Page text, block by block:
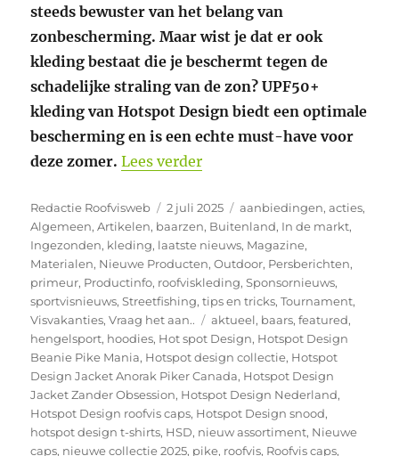
steeds bewuster van het belang van
zonbescherming. Maar wist je dat er ook
kleding bestaat die je beschermt tegen de
schadelijke straling van de zon? UPF50+
kleding van Hotspot Design biedt een optimale
bescherming en is een echte must-have voor
deze zomer. Lees verder“De Hotspot Design
Auteur
Redactie Roofvisweb
Geplaatst
op
2 juli 2025 Categorieën
aanbiedingen,acties,
Algemeen,Artikelen, baarzen, Buitenland, In de markt,
Ingezonden, kleding, laatste nieuws, Magazine,
Materialen, Nieuwe Producten,Outdoor, Persberichten,
primeur, Productinfo, roofviskleding,Sponsornieuws,
sportvisnieuws,Streetfishing,tips en tricks,Tournament,
Visvakanties,Vraag het aan.. Tags
aktueel, baars,featured,
hengelsport, hoodies, Hot spot Design, Hotspot Design
Beanie Pike Mania, Hotspot design collectie, Hotspot
Design Jacket Anorak Piker Canada, Hotspot Design
Jacket Zander Obsession, Hotspot Design Nederland,
Hotspot Design roofvis caps, Hotspot Design snood,
hotspot design t-shirts, HSD, nieuw assortiment, Nieuwe
caps, nieuwe collectie 2025, pike, roofvis, Roofvis caps,